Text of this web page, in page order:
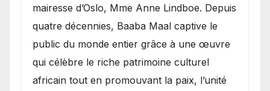
mairesse d’Oslo, Mme Anne Lindboe. Depuis
quatre décennies, Baaba Maal captive le
public du monde entier grâce à une œuvre
qui célèbre le riche patrimoine culturel
africain tout en promouvant la paix, l’unité